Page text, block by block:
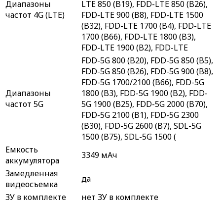
Диапазоны
частот 4G (LTE)
LTE 850 (B19), FDD-LTE 850 (B26),
FDD-LTE 900 (B8), FDD-LTE 1500
(B32), FDD-LTE 1700 (B4), FDD-LTE
1700 (B66), FDD-LTE 1800 (B3),
FDD-LTE 1900 (B2), FDD-LTE
Диапазоны
частот 5G
FDD-5G 800 (B20), FDD-5G 850 (B5),
FDD-5G 850 (B26), FDD-5G 900 (B8),
FDD-5G 1700/2100 (B66), FDD-5G
1800 (B3), FDD-5G 1900 (B2), FDD-
5G 1900 (B25), FDD-5G 2000 (B70),
FDD-5G 2100 (B1), FDD-5G 2300
(B30), FDD-5G 2600 (B7), SDL-5G
1500 (B75), SDL-5G 1500 (
Емкость
аккумулятора
3349 мAч
Замедленная
видеосъемка
да
ЗУ в комплекте
нет ЗУ в комплекте